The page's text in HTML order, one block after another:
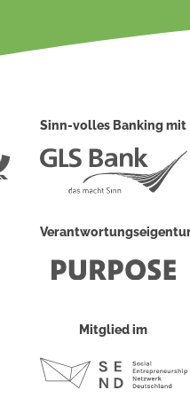
Deutsche
Sinn-volles Banking mit
Mitglied im